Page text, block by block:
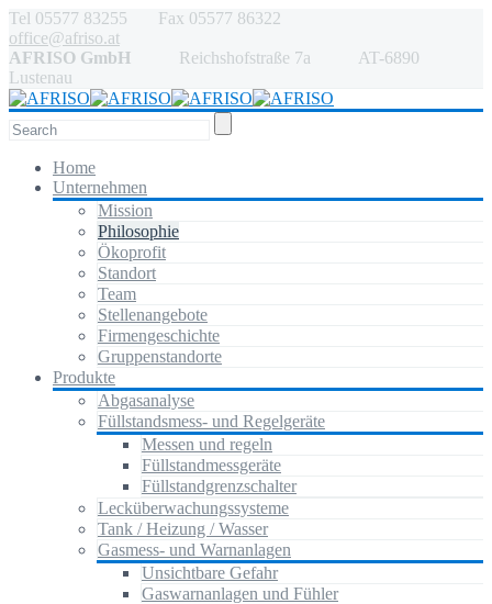
Tel 05577 83255 Fax 05577 86322
office@afriso.at
AFRISO GmbH Reichshofstraße 7a AT-6890
Lustenau
Home
Unternehmen
Mission
Philosophie
Ökoprofit
Standort
Team
Stellenangebote
Firmengeschichte
Gruppenstandorte
Produkte
Abgasanalyse
Füllstandsmess- und Regelgeräte
Messen und regeln
Füllstandmessgeräte
Füllstandgrenzschalter
Lecküberwachungssysteme
Tank / Heizung / Wasser
Gasmess- und Warnanlagen
Unsichtbare Gefahr
Gaswarnanlagen und Fühler